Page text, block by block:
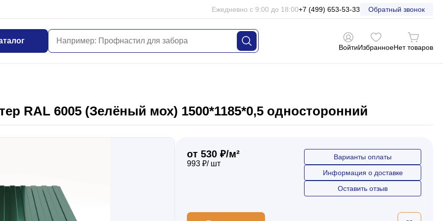
Ежедневно с 9:00 до 18:00+7 (499) 653-53-33 Обратный звонок
ВойтиИзбранноеНет товаров
RAL 6005 (Зелёный мох) 1500*1185*0,5 односторонний
от 530 ₽/м²
993 ₽/ шт
Варианты оплаты
Информация о доставке
Оставить отзыв